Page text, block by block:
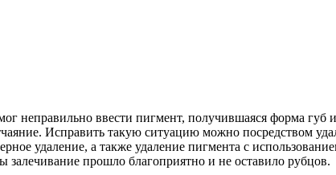
неправильно ввести пигмент, получившаяся форма
Исправить такую ситуацию можно посредством
удаление, а также удаление пигмента с
прошло благоприятно и не оставило рубцов.